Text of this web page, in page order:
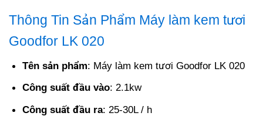
Thông Tin Sản Phẩm Máy làm kem tươi
Goodfor LK 020
Tên sản phẩm: Máy làm kem tươi Goodfor LK 020
Công suất đầu vào: 2.1kw
Công suất đầu ra: 25-30L / h